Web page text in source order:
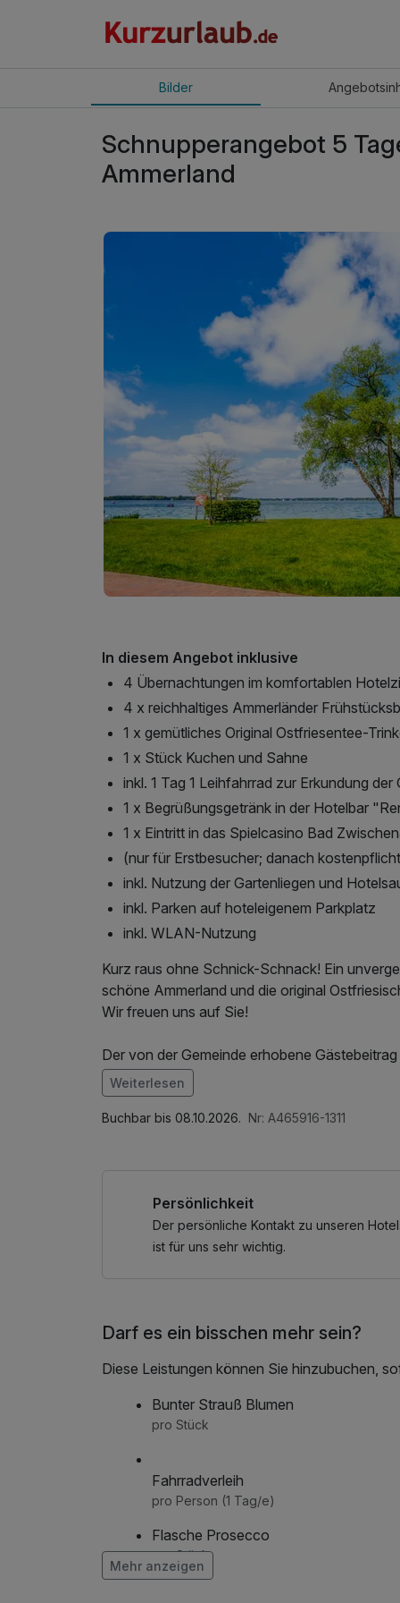
Bilder Angebot
Schnupperangebot 5
Ammerland
In diesem Angebot inklusive
4 Übernachtungen im komfortablen
4 x reichhaltiges Ammerländer
1 x gemütliches Original Ostfriesentee-
1 x Stück Kuchen und Sahne
inkl. 1 Tag 1 Leihfahrrad zur Erkundung der
1 x Begrüßungsgetränk in der Hotelbar
1 x Eintritt in das Spielcasino Bad
(nur für Erstbesucher; danach
inkl. Nutzung der Gartenliegen und
inkl. Parken auf hoteleigenem Parkplatz
inkl. WLAN-Nutzung
Kurz raus ohne Schnick-Schnack! Ein
schöne Ammerland und die original
Wir freuen uns auf Sie!
Der von der Gemeinde erhobene
erwachsene Person /Nacht.
Nicht buchbar an Feiertagen.
Weiterlesen
Buchbar bis 08.10.2026. Nr: A465916-1311
Persönlichkeit
Der persönliche Kontakt zu unseren
ist für uns sehr wichtig.
Darf es ein bisschen mehr sein?
Diese Leistungen können Sie hinzubuchen,
Bunter Strauß Blumen
pro Stück
Fahrradverleih
pro Person (1 Tag/e)
Flasche Prosecco
pro Stück
Mehr anzeigen